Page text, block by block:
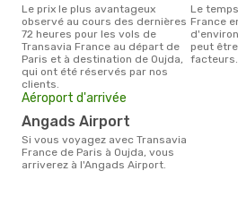
Le prix le plus avantageux
observé au cours des dernières
72 heures pour les vols de
Transavia France au départ de
Paris et à destination de Oujda,
qui ont été réservés par nos
clients.
Le temps de vol de Transavia
France
peut
facteurs.
Aéroport d'arrivée
Angads Airport
Si vous voyagez avec Transavia
France de Paris à Oujda, vous
arriverez à l'Angads Airport.